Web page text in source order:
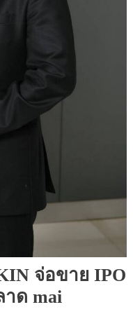
จ่อขาย IPO
าด mai